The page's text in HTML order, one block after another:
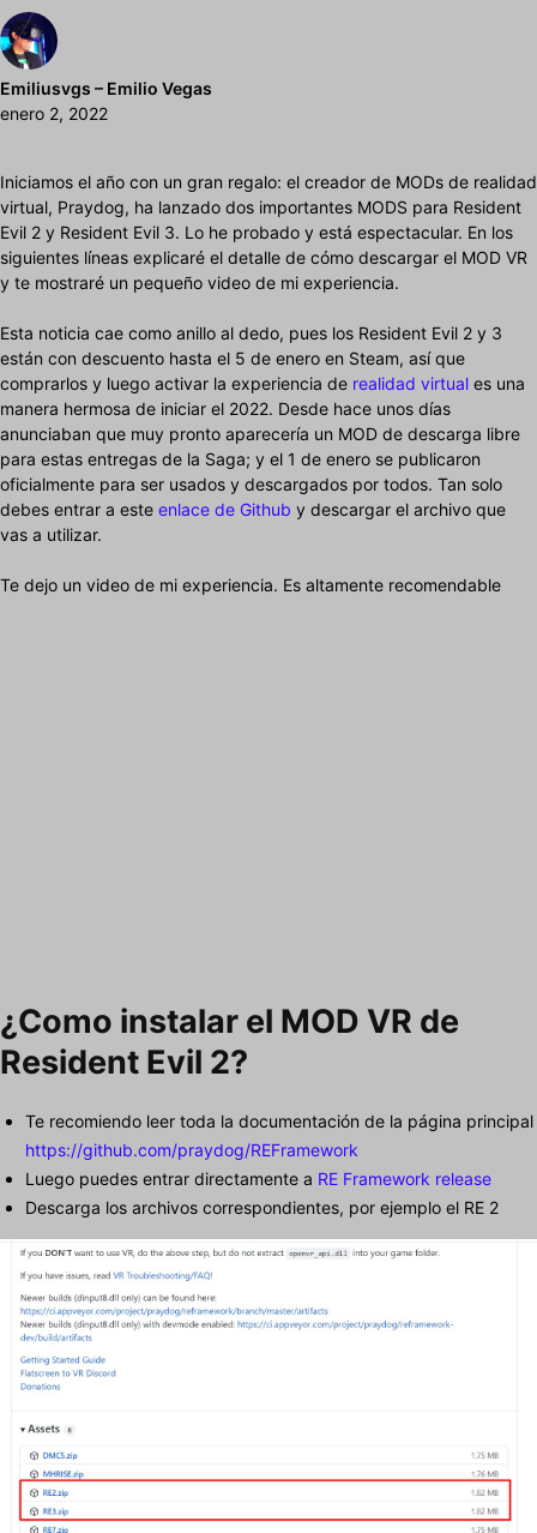
Emiliusvgs – Emilio Vegas
enero 2, 2022
Iniciamos el año con un gran regalo: el creador de MODs de realidad
virtual, Praydog, ha lanzado dos importantes MODS para Resident
Evil 2 y Resident Evil 3. Lo he probado y está espectacular. En los
siguientes líneas explicaré el detalle de cómo descargar el MOD VR
y te mostraré un pequeño video de mi experiencia.
Esta noticia cae como anillo al dedo, pues los Resident Evil 2 y 3
están con descuento hasta el 5 de enero en Steam, así que
comprarlos y luego activar la experiencia de realidad virtual es una
manera hermosa de iniciar el 2022. Desde hace unos días
anunciaban que muy pronto aparecería un MOD de descarga libre
para estas entregas de la Saga; y el 1 de enero se publicaron
oficialmente para ser usados y descargados por todos. Tan solo
debes entrar a este enlace de Github y descargar el archivo que
vas a utilizar.
Te dejo un video de mi experiencia. Es altamente recomendable
¿Como instalar el MOD VR de
Resident Evil 2?
Te recomiendo leer toda la documentación de la página principal
https://github.com/praydog/REFramework
Luego puedes entrar directamente a RE Framework release
Descarga los archivos correspondientes, por ejemplo el RE 2